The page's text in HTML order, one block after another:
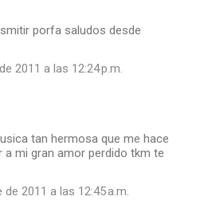
porfa saludos desde
2011 a las 12:24 p.m.
tan hermosa que me hace
a mi gran amor perdido tkm te
2011 a las 12:45 a.m.